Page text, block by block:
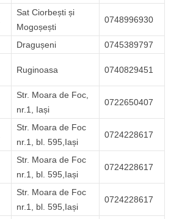
Sat Ciorbești și
Mogoșești
0748996930
Dragușeni 0745389797
Ruginoasa 0740829451
Str. Moara de Foc,
nr.1, Iași
0722650407
Str. Moara de Foc
nr.1, bl. 595,Iași
0724228617
Str. Moara de Foc
nr.1, bl. 595,Iași
0724228617
Str. Moara de Foc
nr.1, bl. 595,Iași
0724228617